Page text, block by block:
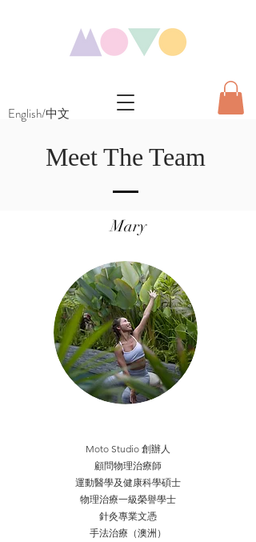
English/中文
Meet The Team
Mary
Moto Studio 創辦人
顧問物理治療師
運動醫學及健康科學碩士
物理治療一級榮譽學士
針灸專業文憑
手法治療（澳洲）